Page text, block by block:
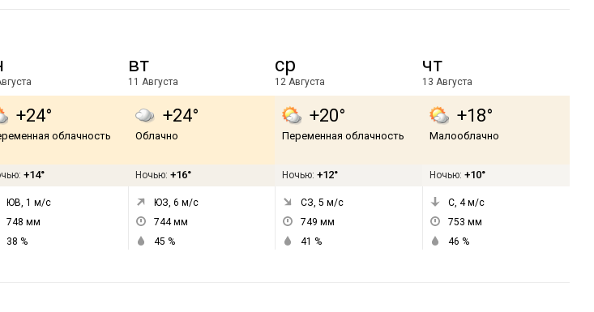
+24°
облачность
+14°
ЮВ, 1 м/с
748 мм
38 %
вт
11 Августа
+24°
Облачно
Ночью: +16°
ЮЗ, 6 м/с
744мм
45 %
ср
12 Августа
+20°
Переменная облачность
Ночью: +12°
СЗ, 5 м/с
749 мм
41 %
чт
13 Августа
+18°
Малооблачно
Ночью: +10°
С, 4м/с
753 мм
46 %